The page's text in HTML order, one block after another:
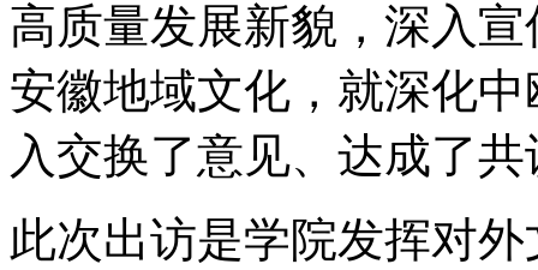
高质量发展新貌，深入
安徽地域文化，就深化
入交换了意见、达成了共
此次出访是学院发挥对